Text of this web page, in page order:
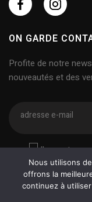
ON GARDE
Profite de notre
nouveautés et des
J'accepte
prendre
Nous utilisons
offrons la
continuez à